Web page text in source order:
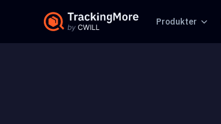
Produkter